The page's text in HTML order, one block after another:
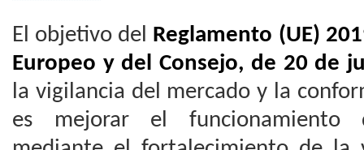
El objetivo del Reglamento (UE)
Europeo y del Consejo, de 20 de
la vigilancia del mercado y la
es mejorar el funcionamiento